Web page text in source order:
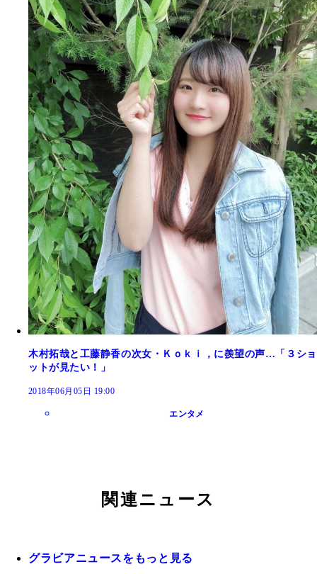
木村拓哉と工藤静香の次女・Ｋｏｋｉ，に羨望の声…「３ショ
ットが見たい！」
2018年06月05日 19:00
エンタメ
関連ニュース
グラビアニュースをもっと見る